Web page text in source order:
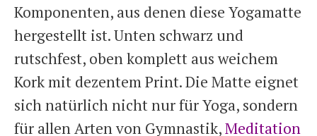
Komponenten, aus denen diese Yogamatte
hergestellt ist. Unten schwarz und
rutschfest, oben komplett aus weichem
Kork mit dezentem Print. Die Matte eignet
sich natürlich nicht nur für Yoga, sondern
für allen Arten von Gymnastik,Meditation